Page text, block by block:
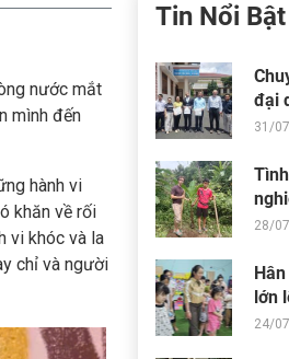
nước mắt
mình đến
hành vi
khăn về rối
vi khóc và la
chỉ và người
Tin Nổi Bật
đại
31/
tại
28/
lớn
24/